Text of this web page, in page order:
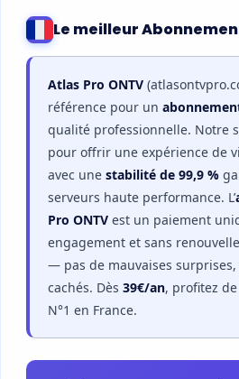
Le meilleur
Atlas Pro ONTV
référence pour un
qualité professionnelle. Notre
pour offrir une expérience de
avec une stabilité de 99,9 %
serveurs haute performance. L’
Pro ONTV est un paiement
engagement et sans
— pas de mauvaises
cachés. Dès 39€/an, profitez
N°1 en France.